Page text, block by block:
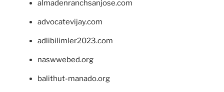
almadenranchsanjose.com
advocatevijay.com
adlibilimler2023.com
naswwebed.org
balithut-manado.org